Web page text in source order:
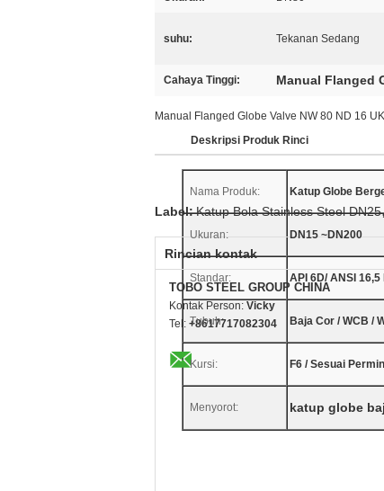
suhu: Tekanan Sedang
Cahaya Tinggi: Manual Flanged
Manual Flanged Globe Valve NW 80 ND 16
Deskripsi Produk Rinci
Nama Produk: Katup Globe
Ukuran: DN15 ~DN200
Standar: API 6D/ ANSI
Tubuh: Baja Cor / WCB /
Kursi: F6 / Sesuai
Menyorot: katup globe
Label:Katup Bola Stainless Steel DN25
Rincian kontak
TOBO STEEL GROUP CHINA
Kontak Person: Vicky
Tel: +8617717082304